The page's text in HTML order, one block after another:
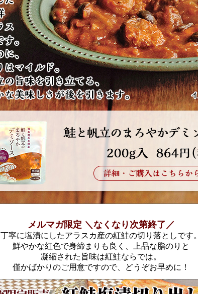
メルマガ限定 ＼なくなり次第終了／
丁寧に塩漬にしたアラスカ産の紅鮭の切り落としです。
鮮やかな紅色で身締まりも良く、上品な脂のりと
凝縮された旨味は紅鮭ならでは。
僅かばかりのご用意ですので、どうぞお早めに！